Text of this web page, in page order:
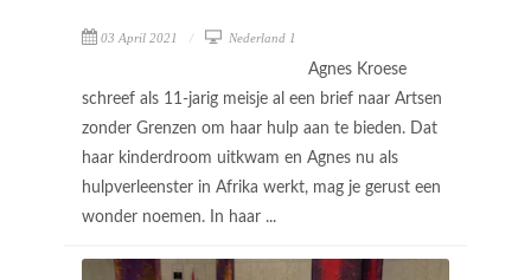
03 April 2021 Nederland 1
Agnes Kroese
schreef als 11-jarig meisje al een brief naar Artsen
zonder Grenzen om haar hulp aan te bieden. Dat
haar kinderdroom uitkwam en Agnes nu als
hulpverleenster in Afrika werkt, mag je gerust een
wonder noemen. In haar ...